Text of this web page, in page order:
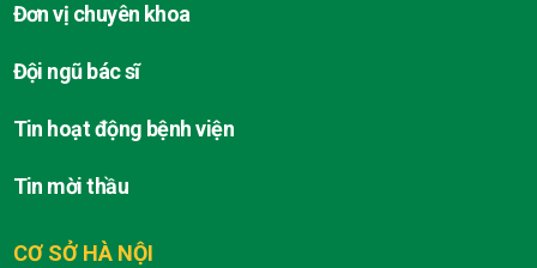
CƠ SỞ HÀ NỘI
Đơn vị chuyên khoa
Đội ngũ bác sĩ
Tin hoạt động bệnh viện
Tin mời thầu